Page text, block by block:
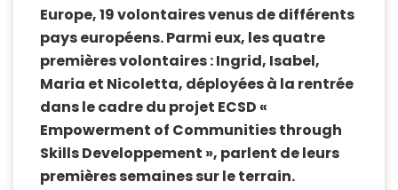
Europe, 19 volontaires venus de différents
pays européens. Parmi eux, les quatre
premières volontaires : Ingrid, Isabel,
Maria et Nicoletta, déployées à la rentrée
dans le cadre du projet ECSD «
Empowerment of Communities through
Skills Developpement », parlent de leurs
premières semaines sur le terrain.